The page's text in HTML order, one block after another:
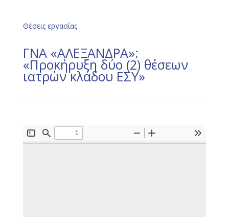
Θέσεις εργασίας
ΓΝΑ «ΑΛΕΞΑΝΔΡΑ»:
«Προκήρυξη δύο (2) θέσεων
ιατρών κλάδου ΕΣΥ»